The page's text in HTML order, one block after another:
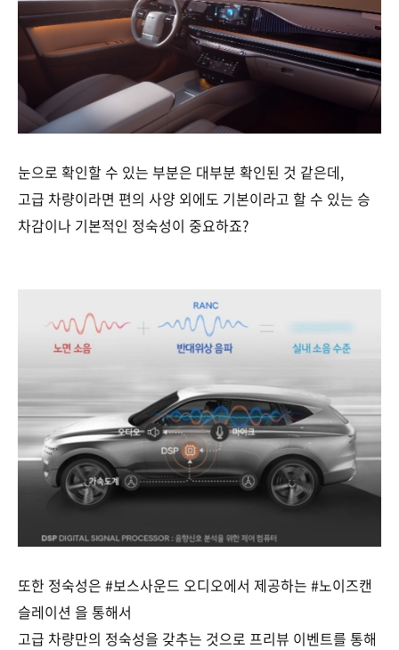
눈으로 확인할 수 있는 부분은 대부분 확인된 것 같은데,
고급 차량이라면 편의 사양 외에도 기본이라고 할 수 있는 승
차감이나 기본적인 정숙성이 중요하죠?
또한 정숙성은 #보스사운드 오디오에서 제공하는 #노이즈캔
슬레이션 을 통해서
고급 차량만의 정숙성을 갖추는 것으로 프리뷰 이벤트를 통해